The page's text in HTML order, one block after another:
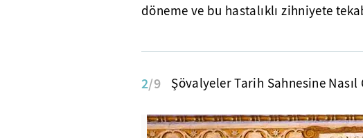
döneme ve bu hastalıklı zihniyete
2/9 Şövalyeler Tarih Sahnesine Nasıl